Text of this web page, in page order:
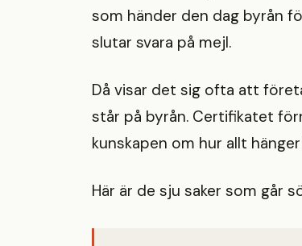
som händer den dag byrån
slutar svara på mejl.
Då visar det sig ofta att
står på byrån. Certifikatet
kunskapen om hur allt
Här är de sju saker som går